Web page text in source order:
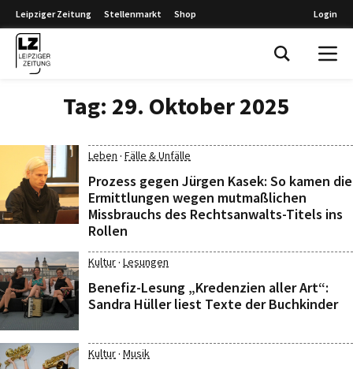
Leipziger Zeitung Stellenmarkt Shop Login
Tag: 29. Oktober 2025
Leben · Fälle & Unfälle
Prozess gegen Jürgen Kasek: So kamen die
Ermittlungen wegen mutmaßlichen
Missbrauchs des Rechtsanwalts-Titels ins
Rollen
Kultur· Lesungen
Benefiz-Lesung „Kredenzien aller Art“:
Sandra Hüller liest Texte der Buchkinder
Kultur· Musik